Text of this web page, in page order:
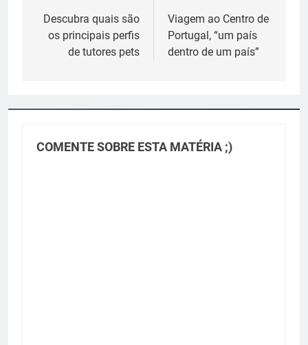
de
Post
Descubra quais são
os principais perfis
de tutores pets
Viagem ao Centro de
Portugal, “um país
dentro de um país”
COMENTE SOBRE ESTA MATÉRIA ;)